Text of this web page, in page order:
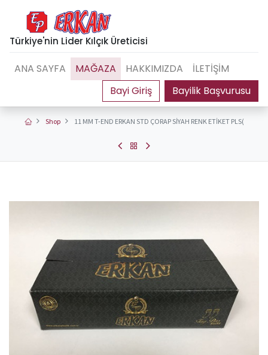
Türkiye'nin Lider Kılçık Üreticisi
Bayilik Başvurusu
ANA SAYFA MAĞAZA HAKKIMIZDA İLETİŞİM
Shop 11 MM T-END ERKAN STD ÇORAP SİYAH RENK ETİKET PLS(